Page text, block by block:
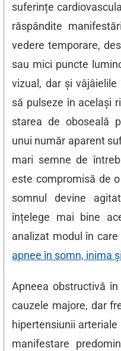
suferințe
răspândite
vedere temporare,
sau mici puncte
vizual, dar și
să pulseze în același
starea de oboseală
unui număr aparent
mari semne de
este compromisă de
somnul devine
înțelege mai bine
analizat modul în
apnee în somn, inima
Apneea obstructivă
cauzele majore, dar
hipertensiunii
manifestare